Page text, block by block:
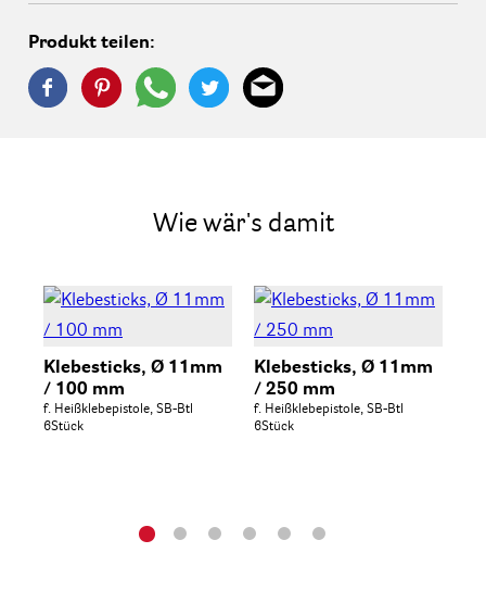
Produkt teilen:
Wie wär's damit
Klebesticks, Ø 11mm
/ 100 mm
f. Heißklebepistole, SB-Btl
6Stück
Klebesticks, Ø 11mm
/ 250 mm
f. Heißklebepistole, SB-Btl
6Stück